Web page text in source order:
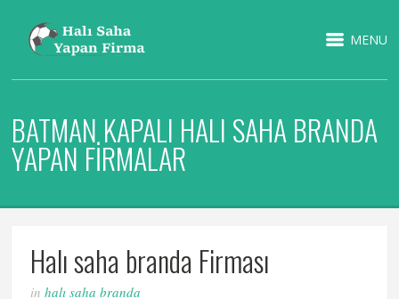
MENU
BATMAN KAPALI HALI SAHA BRANDA
YAPAN FIRMALAR
Halı saha branda Firması
inhalı saha branda